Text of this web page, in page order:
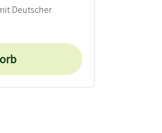
Deutscher